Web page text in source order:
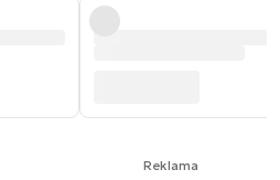
Reklama